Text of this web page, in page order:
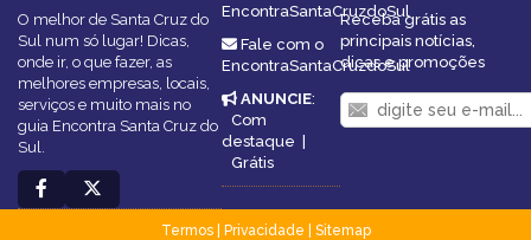
O melhor de Santa Cruz do
Sul num só lugar! Dicas,
onde ir, o que fazer, as
melhores empresas, locais,
serviços e muito mais no
guia Encontra Santa Cruz do
Sul.
EncontraSantaCruzdoSul
Fale com o
EncontraSantaCruzdoSul
ANUNCIE:
Com
destaque |
Grátis
Receba grátis as
principais notícias,
dicas e promoções
Termos| Privacidade
Sitemap